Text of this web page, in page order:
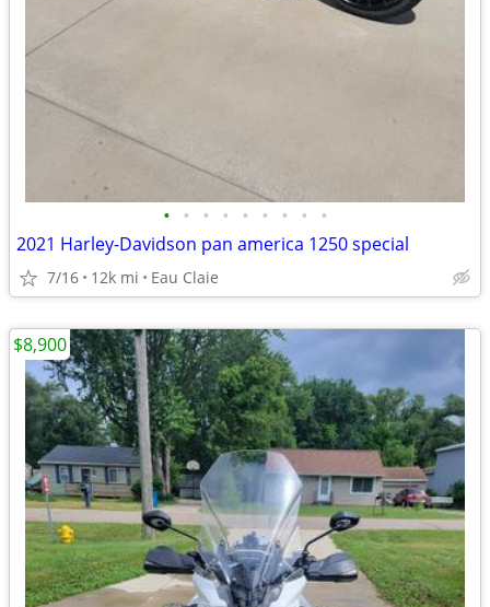
• • • • • • • • •
2021 Harley-Davidson pan america 1250 special
7/16 12k mi Eau Claie
$8,900